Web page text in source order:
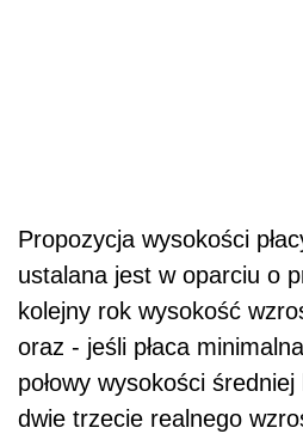
Propozycja wysokości
ustalana jest w oparciu o
kolejny rok wysokość
oraz - jeśli płaca
połowy wysokości
dwie trzecie realnego